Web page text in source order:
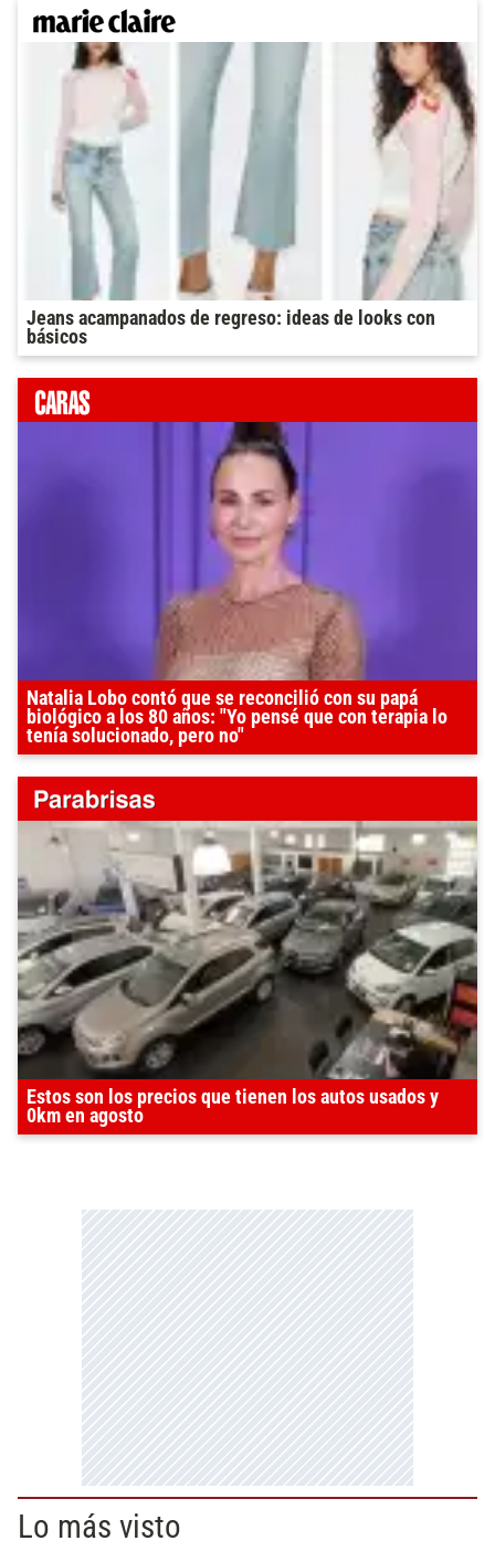
Jeans acampanados de regreso: ideas de looks con
básicos
Natalia Lobo contó que se reconcilió con su papá
biológico a los 80 años: "Yo pensé que con terapia lo
tenía solucionado, pero no"
Estos son los precios que tienen los autos usados y
0km en agosto
Lo más visto